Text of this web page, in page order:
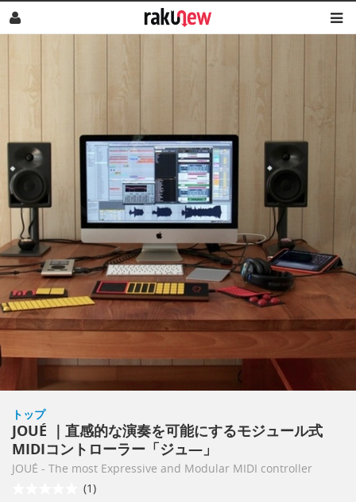
トップ
JOUÉ ｜直感的な演奏を可能にするモジュール式
MIDIコントローラー「ジュ―」
JOUÉ - The most Expressive and Modular MIDI controller
(1)